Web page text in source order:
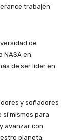
trabajen
de
NASA en
de ser líder en
y soñadores
mismos para
avanzar con
planeta.